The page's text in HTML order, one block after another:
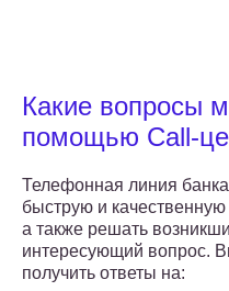
Какие вопросы
помощью Call-
Телефонная линия
быструю и
а также решать
интересующий вопрос.
получить ответы на: